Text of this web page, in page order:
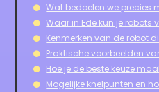
Wat bedoelen we precies
Waar in Ede kun je robots
Kenmerken van de robot
Praktische voorbeelden
Hoe je de beste keuze
Mogelijke knelpunten en